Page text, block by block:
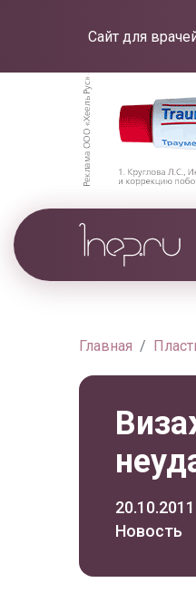
Сайт для
Главная
20.10.2011
Новость